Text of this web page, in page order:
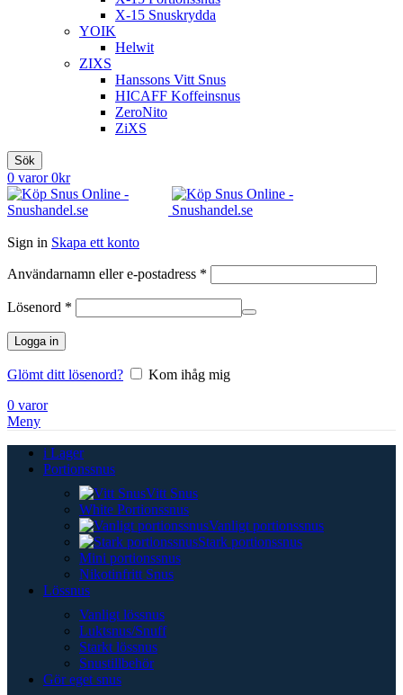
X-15 Snuskrydda
YOIK
Helwit
ZIXS
Hanssons Vitt Snus
HICAFF Koffeinsnus
ZeroNito
ZiXS
Sök
0 varor 0kr
Sign in Skapa ett konto
Användarnamn eller e-postadress *
Lösenord *
Logga in
Glömt ditt lösenord?
Kom ihåg mig
0 varor
Meny
i Lager
Portionssnus
Vitt Snus
White Portionssnus
Vanligt portionssnus
Stark portionssnus
Mini portionssnus
Nikotinfritt Snus
Lössnus
Vanligt lössnus
Luktsnus/Snuff
Starkt lössnus
Snustillbehör
Gör eget snus